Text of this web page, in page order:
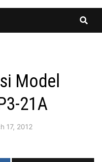
Model
21A
17, 2012